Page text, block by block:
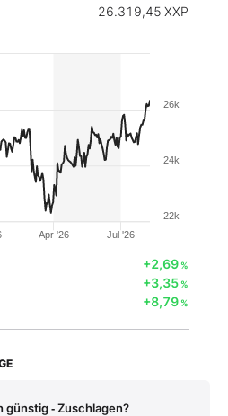
26.319,45 XXP
Apr '26 Jul '26
22k
24k
26k
+2,69%
+3,35%
+8,79%
günstig ‑ Zuschlagen?